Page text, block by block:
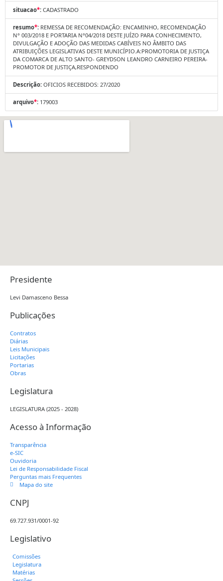
situacao*: CADASTRADO
resumo*: REMESSA DE RECOMENDAÇÃO: ENCAMINHO, RECOMENDAÇÃO
N° 003/2018 E PORTARIA N°04/2018 DESTE JUÍZO PARA CONHECIMENTO,
DIVULGAÇÃO E ADOÇÃO DAS MEDIDAS CABÍVEIS NO ÂMBITO DAS
ATRIBUIÇÕES LEGISLATIVAS DESTE MUNICÍPIO.A:PROMOTORIA DE JUSTIÇA
DA COMARCA DE ALTO SANTO- GREYDSON LEANDRO CARNEIRO PEREIRA-
PROMOTOR DE JUSTIÇA,RESPONDENDO
Descrição: OFICIOS RECEBIDOS: 27/2020
arquivo*: 179003
Presidente
Levi Damasceno Bessa
Publicações
Contratos
Diárias
Leis Municipais
Licitações
Portarias
Obras
Legislatura
LEGISLATURA (2025 - 2028)
Acesso à Informação
Transparência
e-SIC
Ouvidoria
Lei de Responsabilidade Fiscal
Perguntas mais Frequentes
Mapa do site
CNPJ
69.727.931/0001-92
Legislativo
Comissões
Legislatura
Matérias